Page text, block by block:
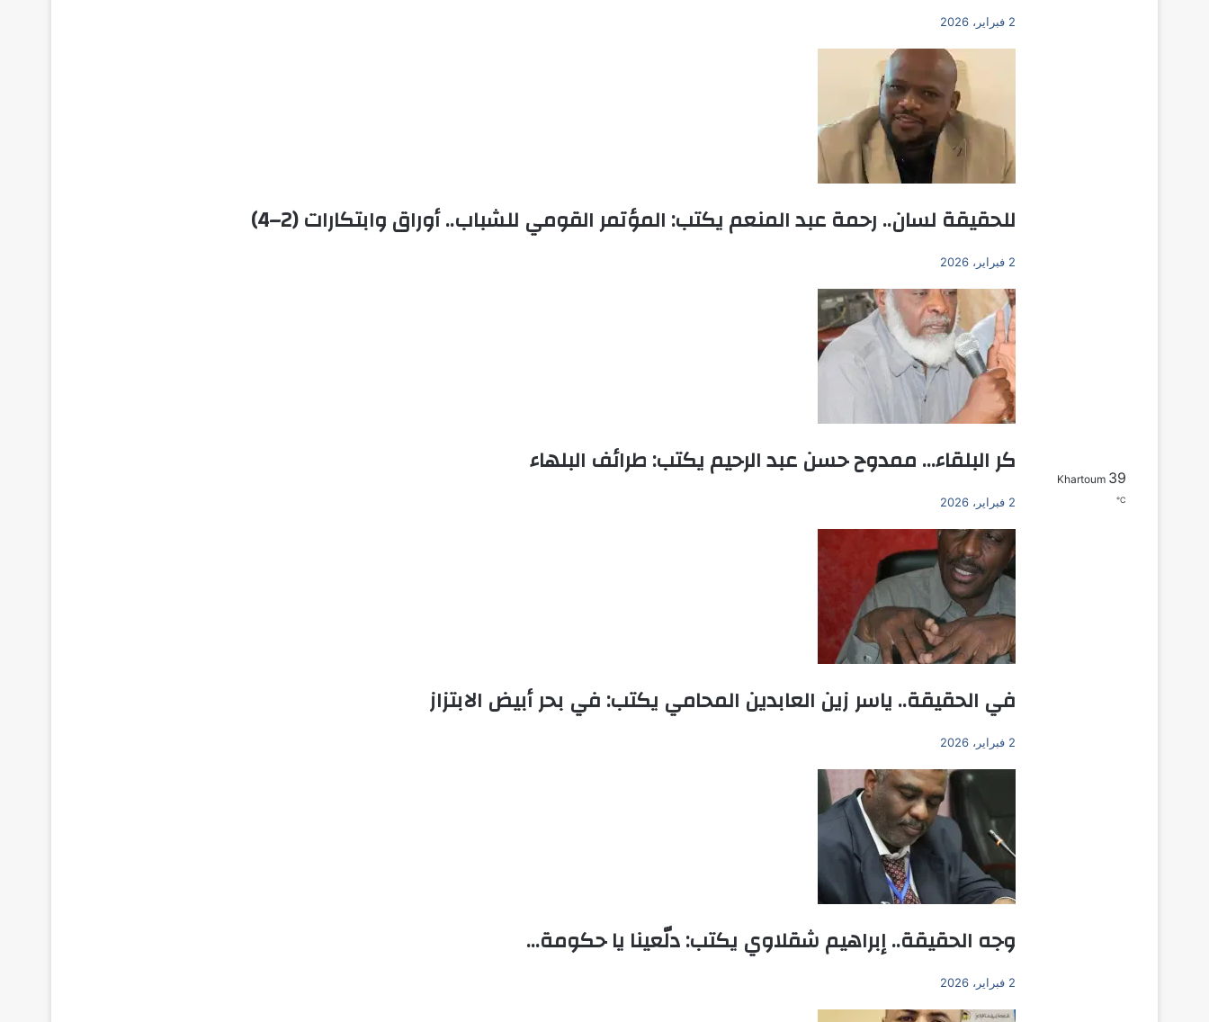
Khartoum 39
℃
2 فبراير، 2026
للحقيقة لسان.. رحمة عبد المنعم يكتب: المؤتمر القومي للشباب.. أوراق وابتكارات (2–4)
2 فبراير، 2026
كر البلقاء… ممدوح حسن عبد الرحيم يكتب: طرائف البلهاء
2 فبراير، 2026
في الحقيقة.. ياسر زين العابدين المحامي يكتب: في بحر أبيض الابتزاز
2 فبراير، 2026
وجه الحقيقة.. إبراهيم شقلاوي يكتب: دلّعينا يا حكومة…
2 فبراير، 2026